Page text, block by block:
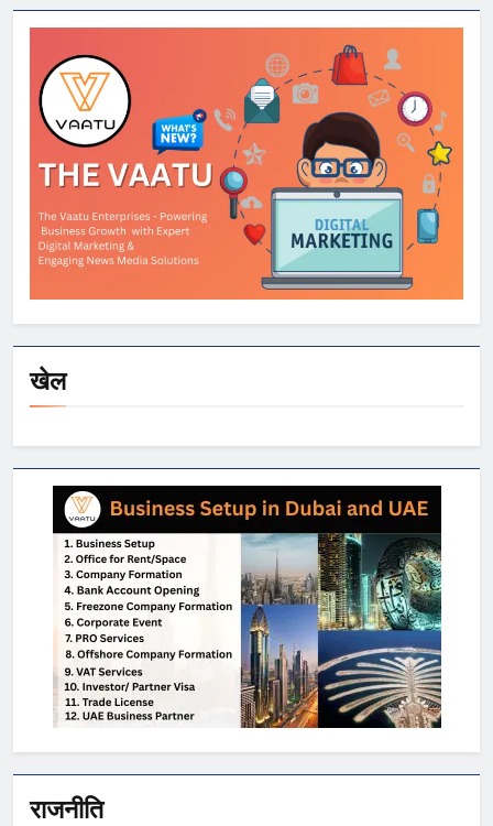
खेल
राजनीति